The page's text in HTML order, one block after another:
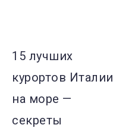
15 лучших
курортов Италии
на море —
секреты